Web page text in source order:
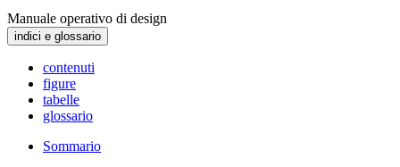
Manuale operativo di design
indici e glossario
contenuti
figure
tabelle
glossario
Sommario